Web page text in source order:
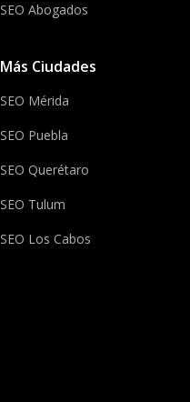
SEO Abogados
Más Ciudades
SEO Mérida
SEO Puebla
SEO Querétaro
SEO Tulum
SEO Los Cabos